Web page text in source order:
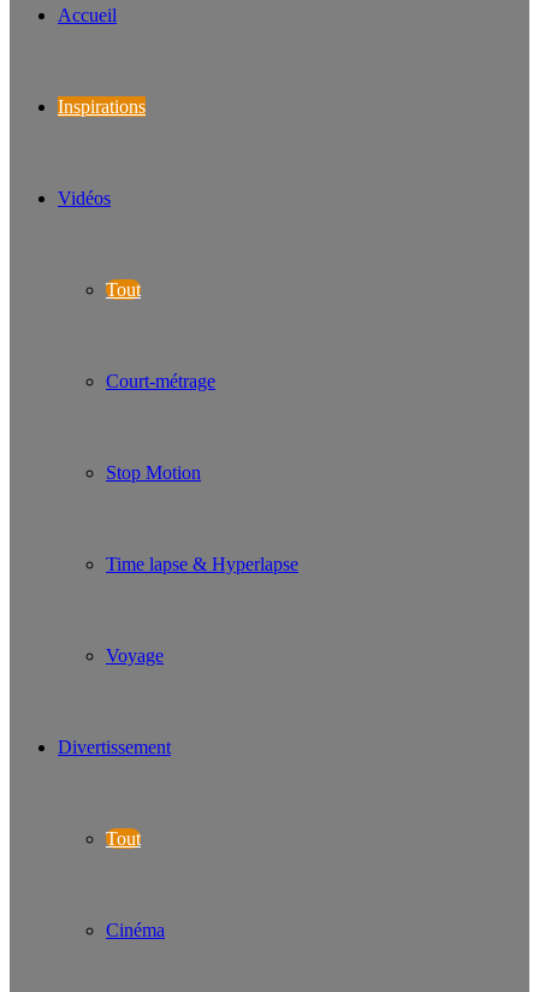
Accueil
Inspirations
Vidéos
Tout
Court-métrage
Stop Motion
Time lapse & Hyperlapse
Voyage
Divertissement
Tout
Cinéma